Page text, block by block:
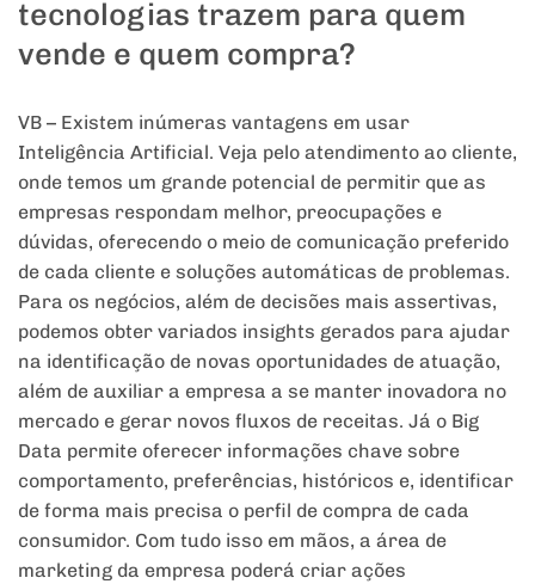
tecnologias trazem para quem
vende e quem compra?
VB – Existem inúmeras vantagens em usar
Inteligência Artificial. Veja pelo atendimento ao cliente,
onde temos um grande potencial de permitir que as
empresas respondam melhor, preocupações e
dúvidas, oferecendo o meio de comunicação preferido
de cada cliente e soluções automáticas de problemas.
Para os negócios, além de decisões mais assertivas,
podemos obter variados insights gerados para ajudar
na identificação de novas oportunidades de atuação,
além de auxiliar a empresa a se manter inovadora no
mercado e gerar novos fluxos de receitas. Já o Big
Data permite oferecer informações chave sobre
comportamento, preferências, históricos e, identificar
de forma mais precisa o perfil de compra de cada
consumidor. Com tudo isso em mãos, a área de
marketing da empresa poderá criar ações